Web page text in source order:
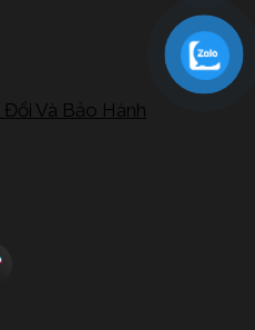
Và Bảo Hành